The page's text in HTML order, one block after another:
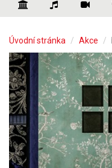
Úvodní stránka Akce